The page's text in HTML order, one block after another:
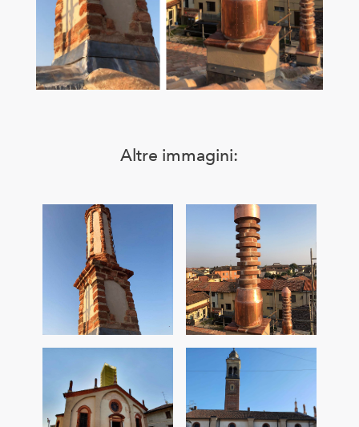
Altre immagini: